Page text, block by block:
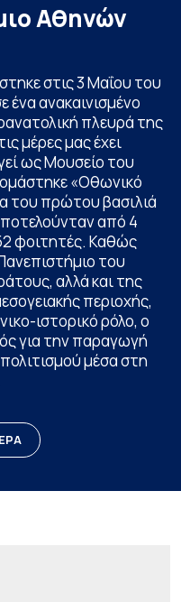
Αθηνών
στις 3 Μαΐου του
ένα ανακαινισμένο
πλευρά της
μέρες μας έχει
ως Μουσείο του
«Οθωνικό
του πρώτου βασιλιά
από 4
φοιτητές. Καθώς
του
αλλά και της
περιοχής,
ιστορικό ρόλο, ο
για την παραγωγή
μέσα στη